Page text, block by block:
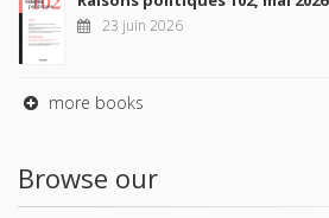
23 juin 2026
more books
Browse our